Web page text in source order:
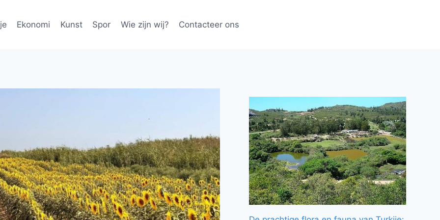
Ekonomi Kunst Spor Wie zijn wij? Contacteer ons